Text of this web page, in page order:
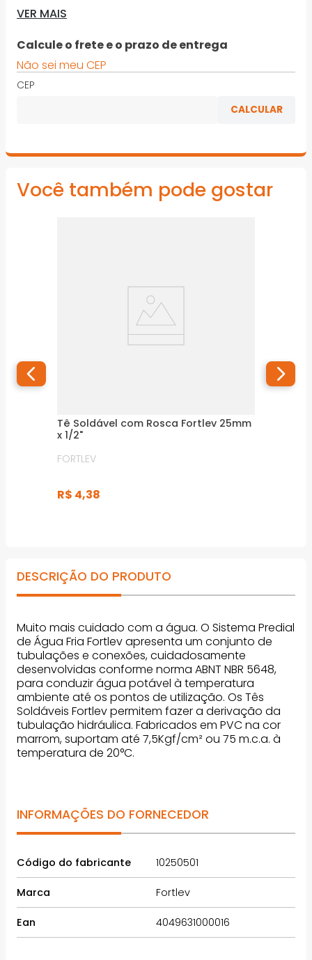
conjunto de tubulações e conexões,
cuidadosamente desenvolvidas conforme norma
ABNT NBR 5648, para conduzir água potável à
temperatura ambiente até os pontos de utilização
· Os Tês Soldáveis Fortlev permitem fazer a derivação
*Imagens meramente ilustrativas
VER MAIS
Calcule o frete e o prazo de entrega
Não sei meu CEP
CEP
Você também pode gostar
Tê Soldável com Rosca Fortlev 25mm
x 1/2"
FORTLEV
R$ 4,38
DESCRIÇÃO DO PRODUTO
Muito mais cuidado com a água. O Sistema Predial
de Água Fria Fortlev apresenta um conjunto de
tubulações e conexões, cuidadosamente
desenvolvidas conforme norma ABNT NBR 5648,
para conduzir água potável à temperatura
ambiente até os pontos de utilização. Os Tês
Soldáveis Fortlev permitem fazer a derivação da
tubulação hidráulica. Fabricados em PVC na cor
marrom, suportam até 7,5Kgf/cm² ou 75 m.c.a. à
temperatura de 20°C.
INFORMAÇÕES DO FORNECEDOR
Código do fabricante 10250501
Marca Fortlev
Ean 4049631000016